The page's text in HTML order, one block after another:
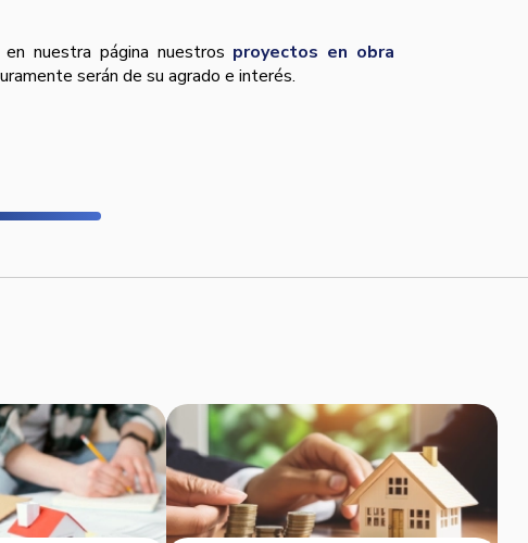
nuestra página nuestros proyectos en obra
serán de su agrado e interés.